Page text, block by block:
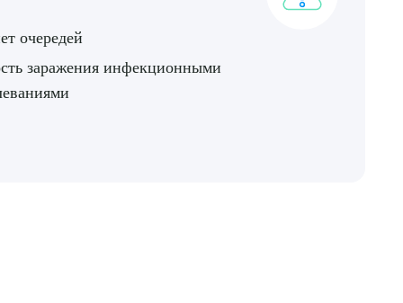
очередей
заражения инфекционными